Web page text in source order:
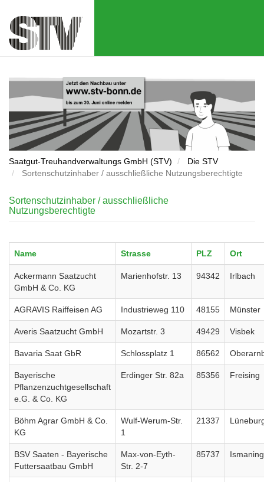
zum
Inhalt
Saatgut-Treuhandverwaltungs GmbH (STV)
Die STV
Sortenschutzinhaber / ausschließliche Nutzungsberechtigte
Sortenschutzinhaber / ausschließliche
Nutzungsberechtigte
Name Strasse PLZ Ort
Ackermann Saatzucht
GmbH & Co. KG
Marienhofstr. 13 94342 Irlbach
AGRAVIS Raiffeisen AG Industrieweg 110 48155 Münster
Averis Saatzucht GmbH Mozartstr. 3 49429 Visbek
Bavaria Saat GbR Schlossplatz 1 86562
Bayerische
Pflanzenzuchtgesellschaft
e.G. & Co. KG
Erdinger Str. 82a 85356 Freising
Böhm Agrar GmbH & Co.
KG
Wulf-Werum-Str.
1
21337
BSV Saaten - Bayerische
Futtersaatbau GmbH
Max-von-Eyth-
Str. 2-7
85737 Ismaning